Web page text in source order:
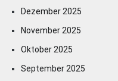
Dezember 2025
November 2025
Oktober 2025
September 2025